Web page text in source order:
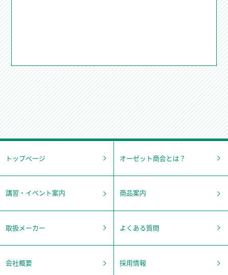
トップページ オーゼット商会とは？
講習・イベント案内 商品案内
取扱メーカー よくある質問
会社概要 採用情報